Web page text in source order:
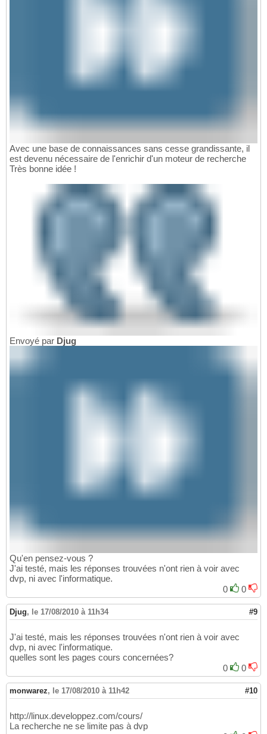
Avec une base de connaissances sans cesse grandissante, il
est devenu nécessaire de l'enrichir d'un moteur de recherche
Très bonne idée !
Envoyé par Djug
Qu'en pensez-vous ?
J'ai testé, mais les réponses trouvées n'ont rien à voir avec
dvp, ni avec l'informatique.
0
0
Djug, le 17/08/2010 à 11h34 #9
J'ai testé, mais les réponses trouvées n'ont rien à voir avec
dvp, ni avec l'informatique.
quelles sont les pages cours concernées?
0
0
monwarez, le 17/08/2010 à 11h42 #10
http://linux.developpez.com/cours/
La recherche ne se limite pas à dvp